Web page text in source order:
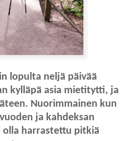
lopulta neljä päivää
kylläpä asia mietitytti, ja
Nuorimmainen kun
ja kahdeksan
olla harrastettu pitkiä